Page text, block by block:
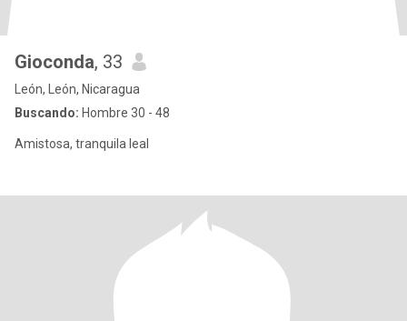
Gioconda, 33
León, León, Nicaragua
Buscando: Hombre 30 - 48
Amistosa, tranquila leal